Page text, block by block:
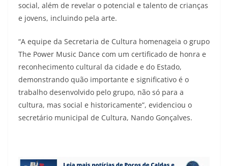
social, além de revelar o potencial e talento de crianças
e jovens, incluindo pela arte.
“A equipe da Secretaria de Cultura homenageia o grupo
The Power Music Dance com um certificado de honra e
reconhecimento cultural da cidade e do Estado,
demonstrando quão importante e significativo é o
trabalho desenvolvido pelo grupo, não só para a
cultura, mas social e historicamente”, evidenciou o
secretário municipal de Cultura, Nando Gonçalves.